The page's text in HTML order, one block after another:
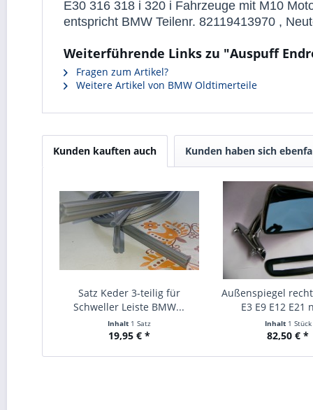
E30 316 318 i 320 i Fahrzeuge mit M10
entspricht BMW Teilenr. 82119413970 ,
Weiterführende Links zu "Auspuff
Fragen zum Artikel?
Weitere Artikel von BMW Oldtimerteile
Kunden kauften auch Kunden haben sich
Satz Keder 3-teilig für
Schweller Leiste BMW...
Inhalt 1 Satz
19,95 € *
Außenspiegel
E3 E9 E12 E21
Inhalt 1 Stück
82,50 € *